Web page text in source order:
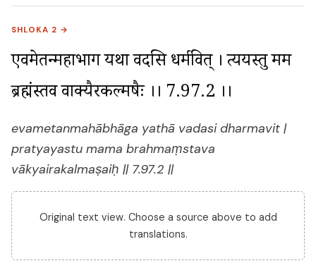
SHLOKA 2 →
एवमेतन्महाभाग यथा वदसि धर्मवित् । प्रत्ययस्तु मम
ब्रह्मंस्तव वाक्यैरकल्मषैः ।। 7.97.2 ।।
evametanmahābhāga yathā vadasi dharmavit |
pratyayastu mama brahmaṃstava
vākyairakalmaṣaiḥ || 7.97.2 ||
Original text view. Choose a source above to add
translations.